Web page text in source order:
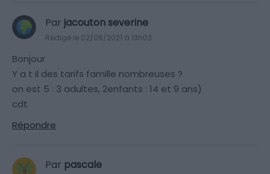
Par jacouton severine
Rédigé le 02/08/2021 à 13h03
Bonjour
Y a t il des tarifs famille nombreuses ?
on est 5 : 3 adultes, 2enfants : 14 et 9 ans)
cdt
Répondre
Par pascale